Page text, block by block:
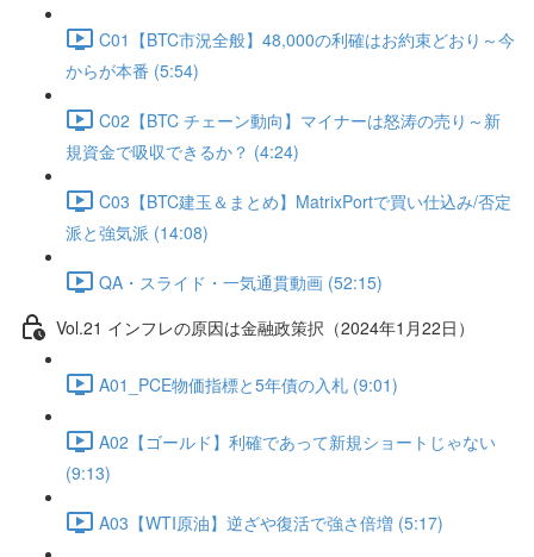
C01【BTC市況全般】48,000の利確はお約束どおり～今
からが本番 (5:54)
C02【BTC チェーン動向】マイナーは怒涛の売り～新
規資金で吸収できるか？ (4:24)
C03【BTC建玉＆まとめ】MatrixPortで買い仕込み/否定
派と強気派 (14:08)
QA・スライド・一気通貫動画 (52:15)
Vol.21 インフレの原因は金融政策択（2024年1月22日）
A01_PCE物価指標と5年債の入札 (9:01)
A02【ゴールド】利確であって新規ショートじゃない
(9:13)
A03【WTI原油】逆ざや復活で強さ倍増 (5:17)